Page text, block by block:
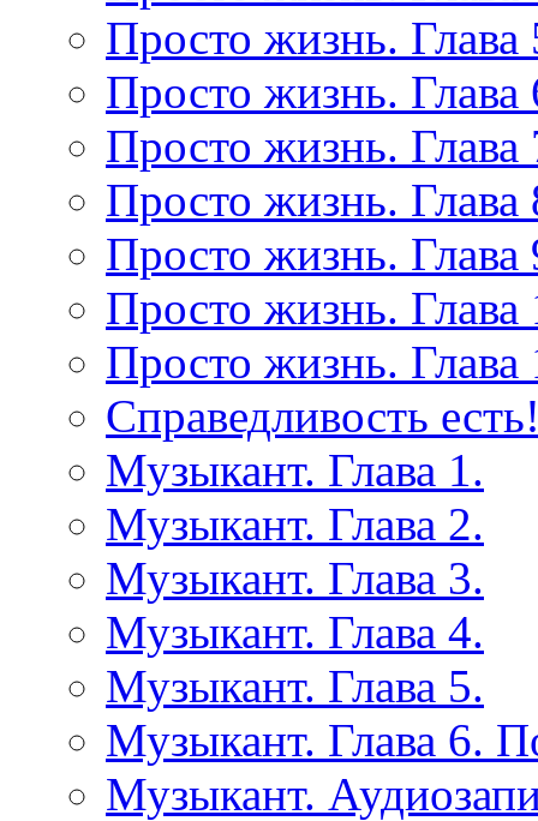
Просто жизнь. Глава
Просто жизнь. Глава
Просто жизнь. Глава
Просто жизнь. Глава
Просто жизнь. Глава
Просто жизнь. Глава
Просто жизнь. Глава
Справедливость
Музыкант. Глава 1.
Музыкант. Глава 2.
Музыкант. Глава 3.
Музыкант. Глава 4.
Музыкант. Глава 5.
Музыкант. Глава 6.
Музыкант.